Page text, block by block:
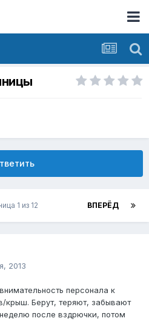
ВПЕРЁД
1 из 12
2013
персонала к
Берут, теряют, забывают
после вздрючки, потом